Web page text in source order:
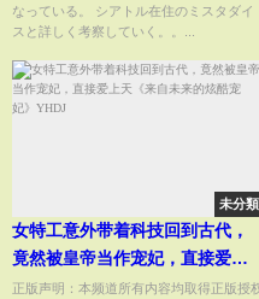
なっている。 シアトル在住のミスタダイ
スと詳しく考察していく。。...
未分類
女特工意外带着科技回到古代，
竟然被皇帝当作宠妃，直接爱上
天《来自未来的炫酷宠妃》YHDJ
正版声明：本频道所有内容均取得正版授